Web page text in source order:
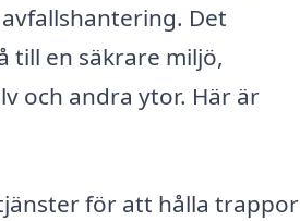
Det
till en säkrare miljö,
och andra ytor. Här är
för att hålla trappor